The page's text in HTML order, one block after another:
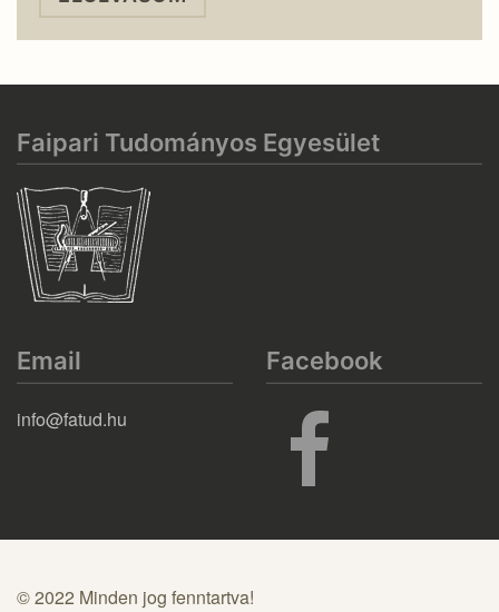
Faipari Tudományos Egyesület
Email
info@fatud.hu
Facebook
© 2022 Minden jog fenntartva!